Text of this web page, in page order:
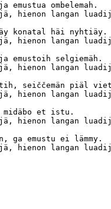
emustua ombelemah.
hienon langan
konatal häi nyhtiäy.
hienon langan
emustoih selgiemäh.
hienon langan
seiččemän piäl
hienon langan
midäbo et istu.
hienon langan
ga emustu ei lämmy.